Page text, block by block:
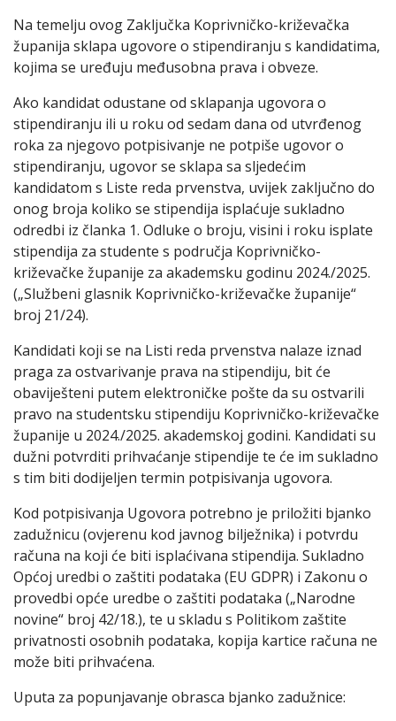
Na temelju ovog Zaključka Koprivničko-križevačka
županija sklapa ugovore o stipendiranju s kandidatima,
kojima se uređuju međusobna prava i obveze.
Ako kandidat odustane od sklapanja ugovora o
stipendiranju ili u roku od sedam dana od utvrđenog
roka za njegovo potpisivanje ne potpiše ugovor o
stipendiranju, ugovor se sklapa sa sljedećim
kandidatom s Liste reda prvenstva, uvijek zaključno do
onog broja koliko se stipendija isplaćuje sukladno
odredbi iz članka 1. Odluke o broju, visini i roku isplate
stipendija za studente s područja Koprivničko-
križevačke županije za akademsku godinu 2024./2025.
(„Službeni glasnik Koprivničko-križevačke županije“
broj 21/24).
Kandidati koji se na Listi reda prvenstva nalaze iznad
praga za ostvarivanje prava na stipendiju, bit će
obaviješteni putem elektroničke pošte da su ostvarili
pravo na studentsku stipendiju Koprivničko-križevačke
županije u 2024./2025. akademskoj godini. Kandidati su
dužni potvrditi prihvaćanje stipendije te će im sukladno
s tim biti dodijeljen termin potpisivanja ugovora.
Kod potpisivanja Ugovora potrebno je priložiti bjanko
zadužnicu (ovjerenu kod javnog bilježnika) i potvrdu
računa na koji će biti isplaćivana stipendija. Sukladno
Općoj uredbi o zaštiti podataka (EU GDPR) i Zakonu o
provedbi opće uredbe o zaštiti podataka („Narodne
novine“ broj 42/18.), te u skladu s Politikom zaštite
privatnosti osobnih podataka, kopija kartice računa ne
može biti prihvaćena.
Uputa za popunjavanje obrasca bjanko zadužnice: